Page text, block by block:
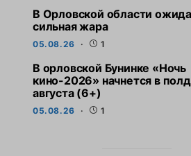
В Орловской области
сильная жара
05.08.26 1
В орловской Бунинке «Ночь
кино-2026» начнется в
августа (6+)
05.08.26 1